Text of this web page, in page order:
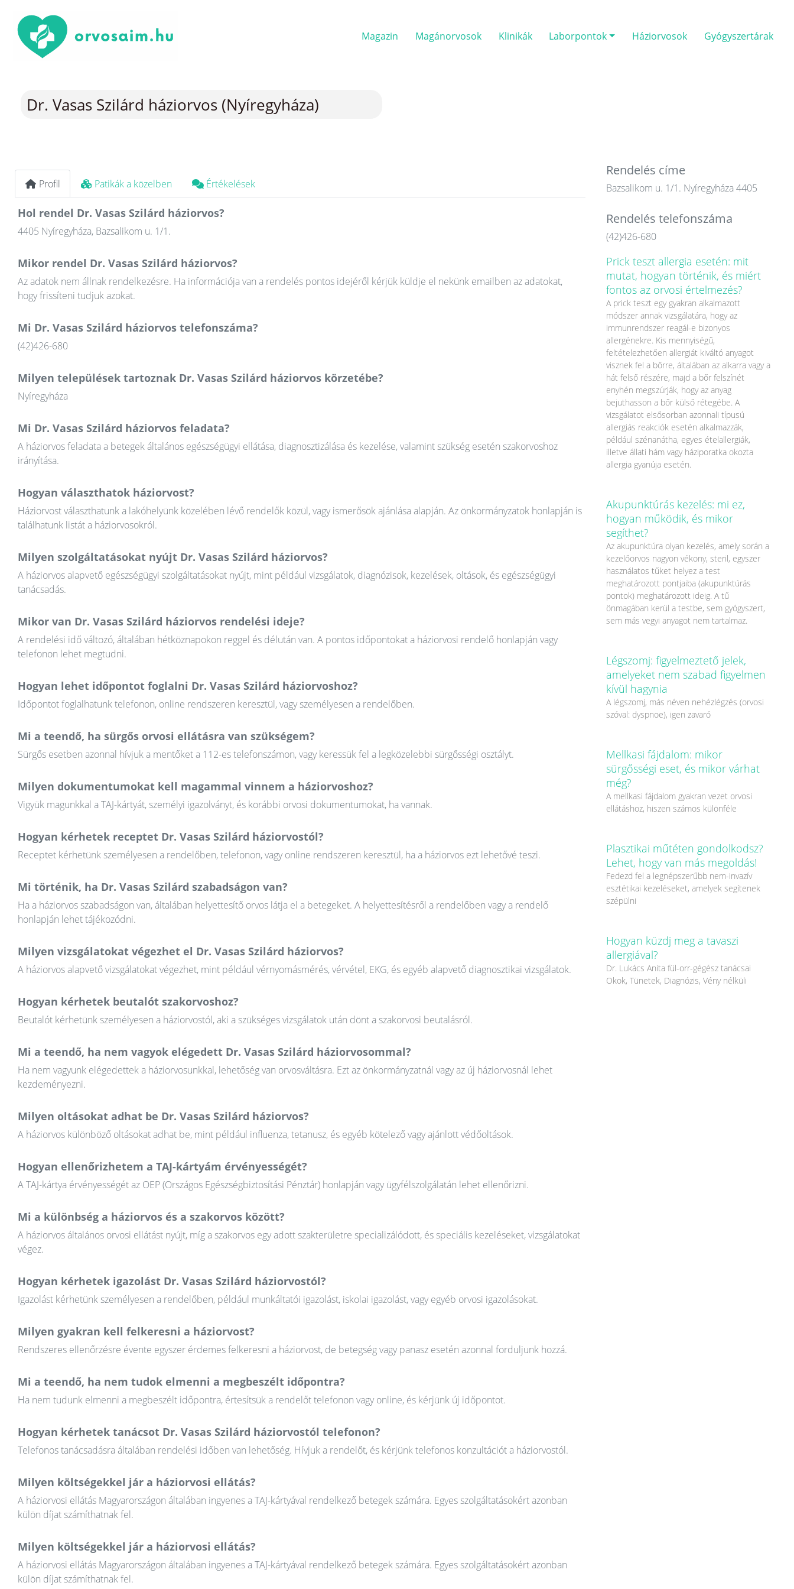
Magazin Magánorvosok Klinikák Laborpontok Háziorvosok Gyógyszertárak
Dr. Vasas Szilárd háziorvos (Nyíregyháza)
Profil Patikák a közelben Értékelések
Hol rendel Dr. Vasas Szilárd háziorvos?
4405 Nyíregyháza, Bazsalikom u. 1/1.
Mikor rendel Dr. Vasas Szilárd háziorvos?
Az adatok nem állnak rendelkezésre. Ha információja van a rendelés pontos idejéről kérjük küldje el nekünk emailben az adatokat,
hogy frissíteni tudjuk azokat.
Mi Dr. Vasas Szilárd háziorvos telefonszáma?
(42)426-680
Milyen települések tartoznak Dr. Vasas Szilárd háziorvos körzetébe?
Nyíregyháza
Mi Dr. Vasas Szilárd háziorvos feladata?
A háziorvos feladata a betegek általános egészségügyi ellátása, diagnosztizálása és kezelése, valamint szükség esetén szakorvoshoz
irányítása.
Hogyan választhatok háziorvost?
Háziorvost választhatunk a lakóhelyünk közelében lévő rendelők közül, vagy ismerősök ajánlása alapján. Az önkormányzatok honlapján is
találhatunk listát a háziorvosokról.
Milyen szolgáltatásokat nyújt Dr. Vasas Szilárd háziorvos?
A háziorvos alapvető egészségügyi szolgáltatásokat nyújt, mint például vizsgálatok, diagnózisok, kezelések, oltások, és egészségügyi
tanácsadás.
Mikor van Dr. Vasas Szilárd háziorvos rendelési ideje?
A rendelési idő változó, általában hétköznapokon reggel és délután van. A pontos időpontokat a háziorvosi rendelő honlapján vagy
telefonon lehet megtudni.
Hogyan lehet időpontot foglalni Dr. Vasas Szilárd háziorvoshoz?
Időpontot foglalhatunk telefonon, online rendszeren keresztül, vagy személyesen a rendelőben.
Mi a teendő, ha sürgős orvosi ellátásra van szükségem?
Sürgős esetben azonnal hívjuk a mentőket a 112-es telefonszámon, vagy keressük fel a legközelebbi sürgősségi osztályt.
Milyen dokumentumokat kell magammal vinnem a háziorvoshoz?
Vigyük magunkkal a TAJ-kártyát, személyi igazolványt, és korábbi orvosi dokumentumokat, ha vannak.
Hogyan kérhetek receptet Dr. Vasas Szilárd háziorvostól?
Receptet kérhetünk személyesen a rendelőben, telefonon, vagy online rendszeren keresztül, ha a háziorvos ezt lehetővé teszi.
Mi történik, ha Dr. Vasas Szilárd szabadságon van?
Ha a háziorvos szabadságon van, általában helyettesítő orvos látja el a betegeket. A helyettesítésről a rendelőben vagy a rendelő
honlapján lehet tájékozódni.
Milyen vizsgálatokat végezhet el Dr. Vasas Szilárd háziorvos?
A háziorvos alapvető vizsgálatokat végezhet, mint például vérnyomásmérés, vérvétel, EKG, és egyéb alapvető diagnosztikai vizsgálatok.
Hogyan kérhetek beutalót szakorvoshoz?
Beutalót kérhetünk személyesen a háziorvostól, aki a szükséges vizsgálatok után dönt a szakorvosi beutalásról.
Mi a teendő, ha nem vagyok elégedett Dr. Vasas Szilárd háziorvosommal?
Ha nem vagyunk elégedettek a háziorvosunkkal, lehetőség van orvosváltásra. Ezt az önkormányzatnál vagy az új háziorvosnál lehet
kezdeményezni.
Milyen oltásokat adhat be Dr. Vasas Szilárd háziorvos?
A háziorvos különböző oltásokat adhat be, mint például influenza, tetanusz, és egyéb kötelező vagy ajánlott védőoltások.
Hogyan ellenőrizhetem a TAJ-kártyám érvényességét?
A TAJ-kártya érvényességét az OEP (Országos Egészségbiztosítási Pénztár) honlapján vagy ügyfélszolgálatán lehet ellenőrizni.
Mi a különbség a háziorvos és a szakorvos között?
A háziorvos általános orvosi ellátást nyújt, míg a szakorvos egy adott szakterületre specializálódott, és speciális kezeléseket, vizsgálatokat
végez.
Hogyan kérhetek igazolást Dr. Vasas Szilárd háziorvostól?
Igazolást kérhetünk személyesen a rendelőben, például munkáltatói igazolást, iskolai igazolást, vagy egyéb orvosi igazolásokat.
Milyen gyakran kell felkeresni a háziorvost?
Rendszeres ellenőrzésre évente egyszer érdemes felkeresni a háziorvost, de betegség vagy panasz esetén azonnal forduljunk hozzá.
Mi a teendő, ha nem tudok elmenni a megbeszélt időpontra?
Ha nem tudunk elmenni a megbeszélt időpontra, értesítsük a rendelőt telefonon vagy online, és kérjünk új időpontot.
Hogyan kérhetek tanácsot Dr. Vasas Szilárd háziorvostól telefonon?
Telefonos tanácsadásra általában rendelési időben van lehetőség. Hívjuk a rendelőt, és kérjünk telefonos konzultációt a háziorvostól.
Milyen költségekkel jár a háziorvosi ellátás?
A háziorvosi ellátás Magyarországon általában ingyenes a TAJ-kártyával rendelkező betegek számára. Egyes szolgáltatásokért azonban
külön díjat számíthatnak fel.
Milyen költségekkel jár a háziorvosi ellátás?
A háziorvosi ellátás Magyarországon általában ingyenes a TAJ-kártyával rendelkező betegek számára. Egyes szolgáltatásokért azonban
külön díjat számíthatnak fel.
Rendelés címe
Bazsalikom u. 1/1. Nyíregyháza 4405
Rendelés telefonszáma
(42)426-680
Prick teszt allergia esetén: mit
mutat, hogyan történik, és miért
fontos az orvosi értelmezés?
A prick teszt egy gyakran alkalmazott
módszer annak vizsgálatára, hogy az
immunrendszer reagál-e bizonyos
allergénekre. Kis mennyiségű,
feltételezhetően allergiát kiváltó anyagot
visznek fel a bőrre, általában az alkarra vagy a
hát felső részére, majd a bőr felszínét
enyhén megszúrják, hogy az anyag
bejuthasson a bőr külső rétegébe. A
vizsgálatot elsősorban azonnali típusú
allergiás reakciók esetén alkalmazzák,
például szénanátha, egyes ételallergiák,
illetve állati hám vagy háziporatka okozta
allergia gyanúja esetén.
Akupunktúrás kezelés: mi ez,
hogyan működik, és mikor
segíthet?
Az akupunktúra olyan kezelés, amely során a
kezelőorvos nagyon vékony, steril, egyszer
használatos tűket helyez a test
meghatározott pontjaiba (akupunktúrás
pontok) meghatározott ideig. A tű
önmagában kerül a testbe, sem gyógyszert,
sem más vegyi anyagot nem tartalmaz.
Légszomj: figyelmeztető jelek,
amelyeket nem szabad figyelmen
kívül hagynia
A légszomj, más néven nehézlégzés (orvosi
szóval: dyspnoe), igen zavaró
Mellkasi fájdalom: mikor
sürgősségi eset, és mikor várhat
még?
A mellkasi fájdalom gyakran vezet orvosi
ellátáshoz, hiszen számos különféle
Plasztikai műtéten gondolkodsz?
Lehet, hogy van más megoldás!
Fedezd fel a legnépszerűbb nem-invazív
esztétikai kezeléseket, amelyek segítenek
szépülni
Hogyan küzdj meg a tavaszi
allergiával?
Dr. Lukács Anita fül-orr-gégész tanácsai
Okok, Tünetek, Diagnózis, Vény nélküli